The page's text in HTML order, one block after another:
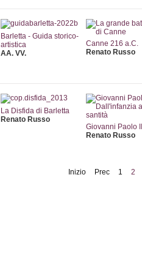
Barletta - Guida storico-
artistica
AA. VV.
Canne 216 a.C.
Renato Russo
La Disfida di Barletta
Renato Russo
Giovanni Paolo II
Renato Russo
Inizio Prec 1 2